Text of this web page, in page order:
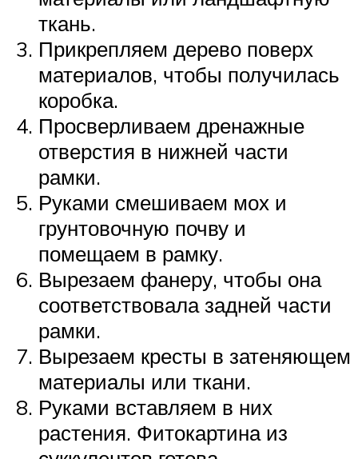
ткань.
Прикрепляем дерево поверх
материалов, чтобы получилась
коробка.
Просверливаем дренажные
отверстия в нижней части
рамки.
Руками смешиваем мох и
грунтовочную почву и
помещаем в рамку.
Вырезаем фанеру, чтобы она
соответствовала задней части
рамки.
Вырезаем кресты в затеняющем
материалы или ткани.
Руками вставляем в них
растения. Фитокартина из